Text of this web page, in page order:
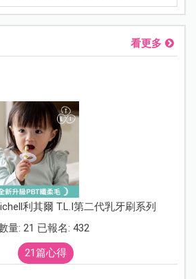
看更多
利其爾 T.L.I第二代乳牙刷系列
量: 21 已報名: 432
21篇心得